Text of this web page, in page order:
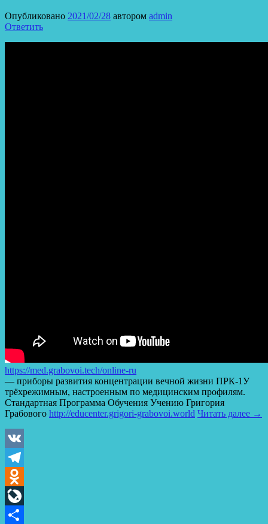
Опубликовано 2021/02/28 автором admin
Ответить
https://med.grabovoi.tech/online-ru​
— приборы развития концентрации вечной жизни ПРК-1У
трёхрежимным, настроенным по медицинским профилям.
Стандартная Программа Обучения Учению Григория
Грабового http://educenter.grigori-grabovoi.world​ Читать далее →
VK
Telegram
Odnoklassniki
LiveJournal